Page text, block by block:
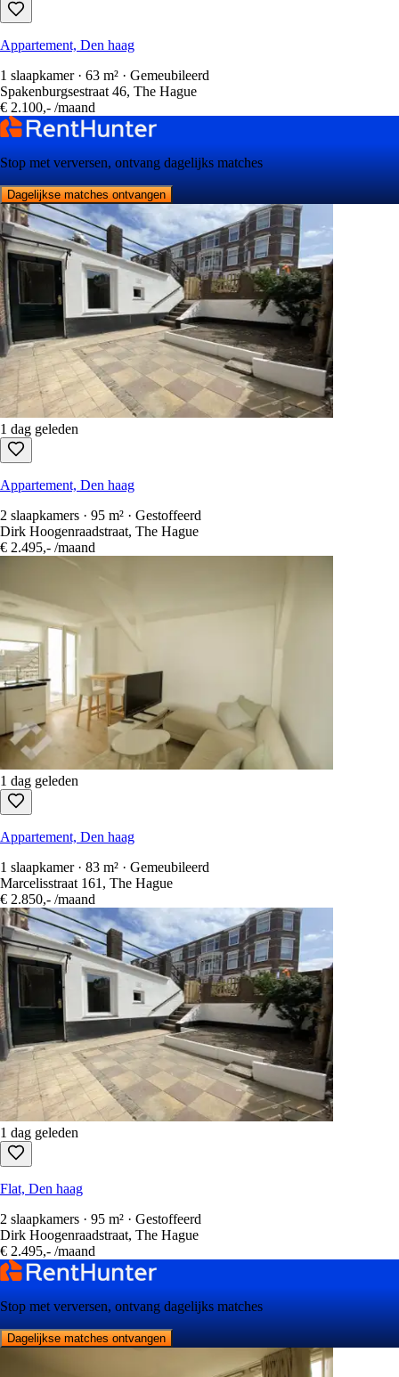
Appartement, Den haag
1 slaapkamer · 63 m² · Gemeubileerd
Spakenburgsestraat 46, The Hague
€ 2.100,- /maand
Stop met verversen, ontvang dagelijks matches
Dagelijkse matches ontvangen
1 dag geleden
Appartement, Den haag
2 slaapkamers · 95 m² · Gestoffeerd
Dirk Hoogenraadstraat, The Hague
€ 2.495,- /maand
1 dag geleden
Appartement, Den haag
1 slaapkamer · 83 m² · Gemeubileerd
Marcelisstraat 161, The Hague
€ 2.850,- /maand
1 dag geleden
Flat, Den haag
2 slaapkamers · 95 m² · Gestoffeerd
Dirk Hoogenraadstraat, The Hague
€ 2.495,- /maand
Stop met verversen, ontvang dagelijks matches
Dagelijkse matches ontvangen